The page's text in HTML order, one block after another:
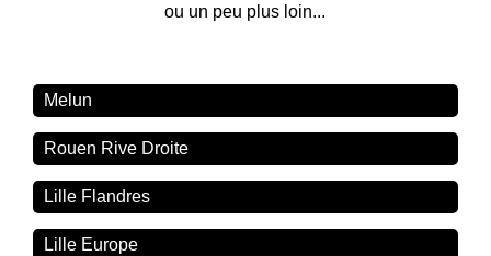
ou un peu plus loin...
Melun
Rouen Rive Droite
Lille Flandres
Lille Europe